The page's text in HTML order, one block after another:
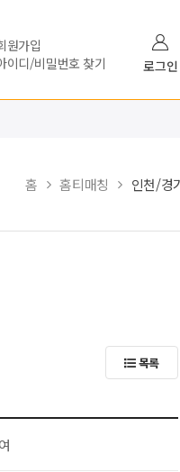
원가입
이디/비밀번호 찾기
로그인
홈 홈티매칭 인천/경
목록
여